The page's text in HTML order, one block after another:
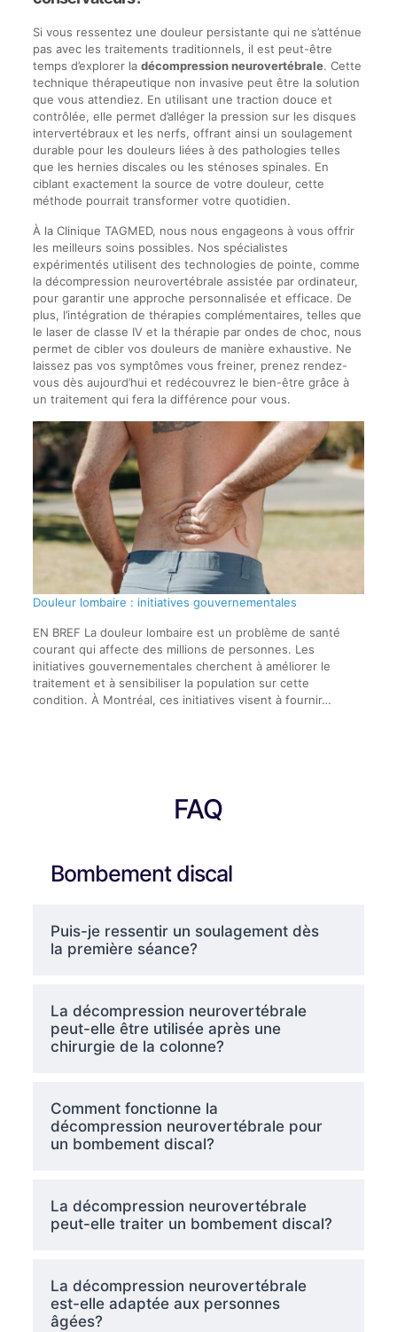
Si vous ressentez une douleur persistante qui ne s’atténue
pas avec les traitements traditionnels, il est peut-être
temps d’explorer la décompression neurovertébrale. Cette
technique thérapeutique non invasive peut être la solution
que vous attendiez. En utilisant une traction douce et
contrôlée, elle permet d’alléger la pression sur les disques
intervertébraux et les nerfs, offrant ainsi un soulagement
durable pour les douleurs liées à des pathologies telles
que les hernies discales ou les sténoses spinales. En
ciblant exactement la source de votre douleur, cette
méthode pourrait transformer votre quotidien.
À la Clinique TAGMED, nous nous engageons à vous offrir
les meilleurs soins possibles. Nos spécialistes
expérimentés utilisent des technologies de pointe, comme
la décompression neurovertébrale assistée par ordinateur,
pour garantir une approche personnalisée et efficace. De
plus, l’intégration de thérapies complémentaires, telles que
le laser de classe IV et la thérapie par ondes de choc, nous
permet de cibler vos douleurs de manière exhaustive. Ne
laissez pas vos symptômes vous freiner, prenez rendez-
vous dès aujourd’hui et redécouvrez le bien-être grâce à
un traitement qui fera la différence pour vous.
Douleur lombaire : initiatives gouvernementales
EN BREF La douleur lombaire est un problème de santé
courant qui affecte des millions de personnes. Les
initiatives gouvernementales cherchent à améliorer le
traitement et à sensibiliser la population sur cette
condition. À Montréal, ces initiatives visent à fournir…
FAQ
Bombement discal
Puis-je ressentir un soulagement dès
la première séance?
La décompression neurovertébrale
peut-elle être utilisée après une
chirurgie de la colonne?
Comment fonctionne la
décompression neurovertébrale pour
un bombement discal?
La décompression neurovertébrale
peut-elle traiter un bombement discal?
La décompression neurovertébrale
est-elle adaptée aux personnes
âgées?